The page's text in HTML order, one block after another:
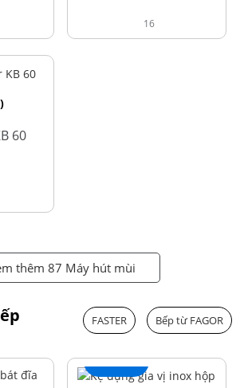
16
60
thêm 87 Máy hút mùi
FASTER Bếp từ FAGOR
+ Thêm